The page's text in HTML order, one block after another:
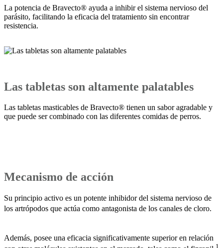
La potencia de Bravecto® ayuda a inhibir el sistema nervioso del
parásito, facilitando la eficacia del tratamiento sin encontrar
resistencia.
Las tabletas son altamente palatables
Las tabletas masticables de Bravecto® tienen un sabor agradable y
que puede ser combinado con las diferentes comidas de perros.
Mecanismo de acción
Su principio activo es un potente inhibidor del sistema nervioso de
los artrópodos que actúa como antagonista de los canales de cloro.
Además, posee una eficacia significativamente superior en relación
1